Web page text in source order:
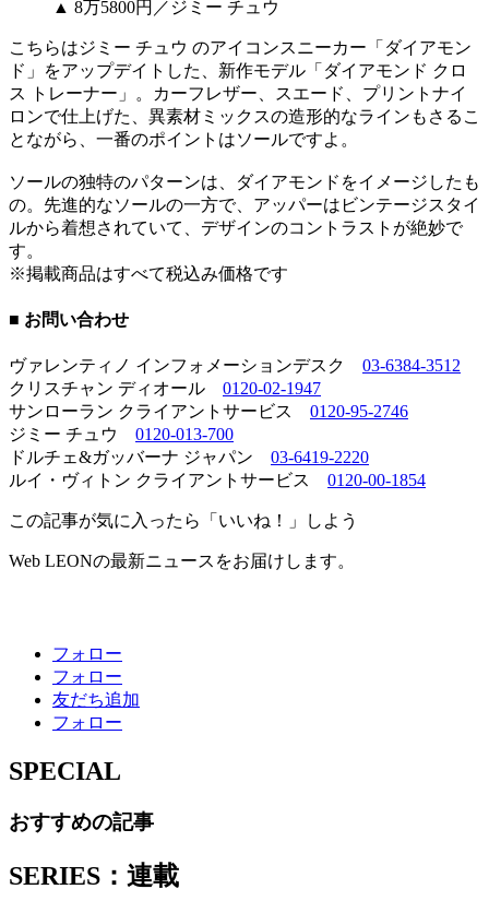
▲ 8万5800円／ジミー チュウ
こちらはジミー チュウ のアイコンスニーカー「ダイアモン
ド」をアップデイトした、新作モデル「ダイアモンド クロ
ス トレーナー」。カーフレザー、スエード、プリントナイ
ロンで仕上げた、異素材ミックスの造形的なラインもさるこ
とながら、一番のポイントはソールですよ。
ソールの独特のパターンは、ダイアモンドをイメージしたも
の。先進的なソールの一方で、アッパーはビンテージスタイ
ルから着想されていて、デザインのコントラストが絶妙で
す。
※掲載商品はすべて税込み価格です
■ お問い合わせ
ヴァレンティノ インフォメーションデスク 03-6384-3512
クリスチャン ディオール 0120-02-1947
サンローラン クライアントサービス 0120-95-2746
ジミー チュウ 0120-013-700
ドルチェ&ガッバーナ ジャパン 03-6419-2220
ルイ・ヴィトン クライアントサービス 0120-00-1854
この記事が気に入ったら「いいね！」しよう
Web LEONの最新ニュースをお届けします。
フォロー
フォロー
友だち追加
フォロー
SPECIAL
おすすめの記事
SERIES：連載